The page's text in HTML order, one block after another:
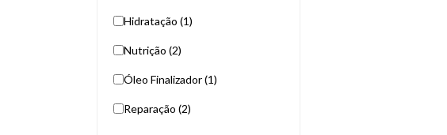
Hidratação (1)
Nutrição (2)
Óleo Finalizador (1)
Reparação (2)